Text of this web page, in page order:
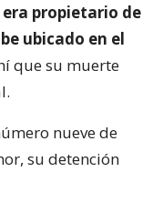
era propietario de
ubicado en el
que su muerte
nueve de
su detención